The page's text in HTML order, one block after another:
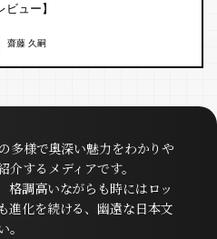
ビュー】
齋藤 久嗣
多様で奥深い魅力をわかりや
するメディアです。
格調高いながらも時にはロッ
進化を続ける、幽遠な日本文